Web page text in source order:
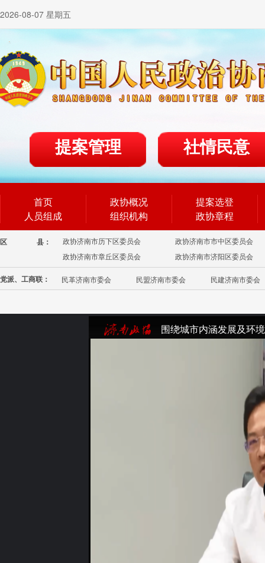
2026-08-07 星期五
提案管理 社情民意
首页
人员组成
政协概况
组织机构
提案选登
政协章程
区 县： 政协济南市历下区委员会
政协济南市市中区委员会
政协济南市章丘区委员会
政协济南市济阳区委员会
党派、工商联： 民革济南市委会 民盟济南市委会 民建济南市委会
围绕城市内涵发展及环